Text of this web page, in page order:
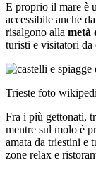
E proprio il mare è
accessibile anche
risalgono alla metà
turisti e visitatori da
Trieste foto
Fra i più gettonati,
mentre sul molo è
amata da triestini e
zone relax e